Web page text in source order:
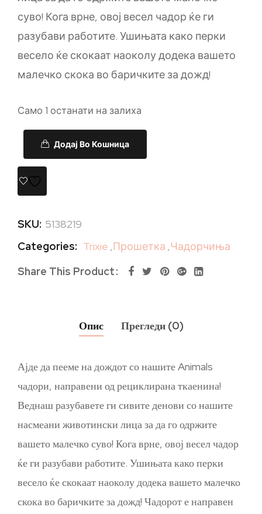
суво! Кога врне, овој весел чадор ќе ги
разубави работите. Ушињата како перки
весело ќе скокаат наоколу додека вашето
малечко скока во баричките за дожд!
Само 1 останати на залиха
Додај Во Кошница
SKU: 5138219
Categories: Trixie ,Прошетка ,Чадорчиња
Share This Product
Опис Прегледи (0)
Ајде да пееме на дождот со нашите Animals
чадори, направени од рециклирана ткаенина!
Веднаш разубавете ги сивите денови со нашите
насмеани животински лица за да го одржите
вашето малечко суво! Кога врне, овој весел чадор
ќе ги разубави работите. Ушињата како перки
весело ќе скокаат наоколу додека вашето малечко
скока во баричките за дожд! Чадорот е направен